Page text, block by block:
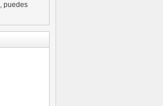
puedes